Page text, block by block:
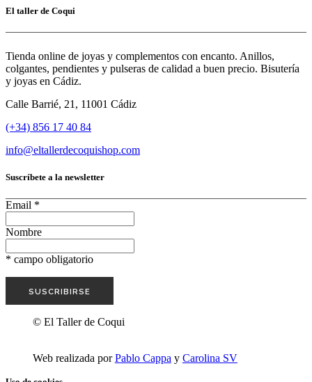
El taller de Coqui
Tienda online de joyas y complementos con encanto. Anillos,
colgantes, pendientes y pulseras de calidad a buen precio. Bisutería
y joyas en Cádiz.
Calle Barrié, 21, 11001 Cádiz
(+34) 856 17 40 84
info@eltallerdecoquishop.com
Suscríbete a la newsletter
Email *
Nombre
* campo obligatorio
© El Taller de Coqui
Web realizada porPablo Cappa y Carolina SV